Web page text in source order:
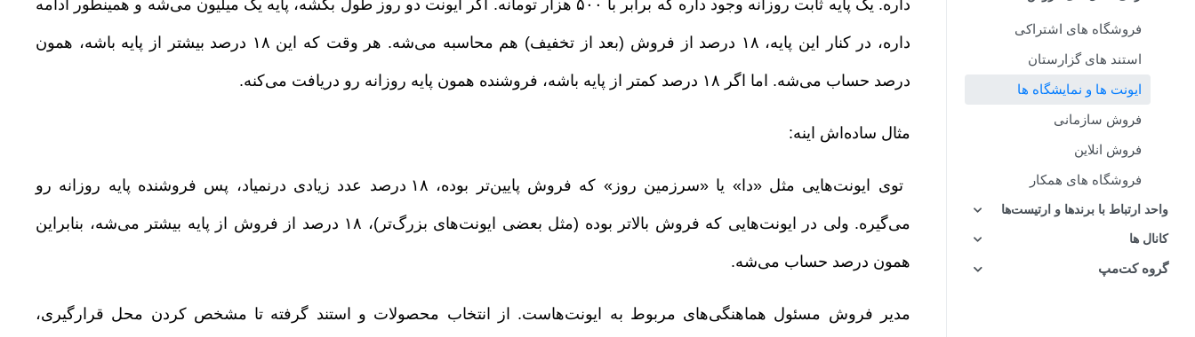
فروشگاه های اشتراکی
استند های گزارستان
ایونت ها و نمایشگاه ها
فروش سازمانی
فروش انلاین
فروشگاه های همکار
واحد ارتباط با برندها و ارتیست‌ها
کانال ها
گروه کت‌مپ
داره. یک پایه ثابت روزانه وجود داره که برابر با ۵۰۰ هزار تومانه. اگر ایونت دو روز طول بکشه، پایه یک میلیون می‌شه و همینطور ادامه
داره، در کنار این پایه، ۱۸ درصد از فروش (بعد از تخفیف) هم محاسبه می‌شه. هر وقت که این ۱۸ درصد بیشتر از پایه باشه، همون
درصد حساب می‌شه. اما اگر ۱۸ درصد کمتر از پایه باشه، فروشنده همون پایه روزانه رو دریافت می‌کنه.
مثال ساده‌اش اینه:
توی ایونت‌هایی مثل «دا» یا «سرزمین روز» که فروش پایین‌تر بوده، ۱۸ درصد عدد زیادی درنمیاد، پس فروشنده پایه روزانه رو
می‌گیره. ولی در ایونت‌هایی که فروش بالاتر بوده (مثل بعضی ایونت‌های بزرگ‌تر)، ۱۸ درصد از فروش از پایه بیشتر می‌شه، بنابراین
همون درصد حساب می‌شه.
مدیر فروش مسئول هماهنگی‌های مربوط به ایونت‌هاست. از انتخاب محصولات و استند گرفته تا مشخص کردن محل قرارگیری،